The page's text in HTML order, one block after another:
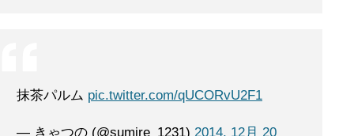
抹茶パルム pic.twitter.com/qUCORvU2F1
— きゃつの (@sumire_1231) 2014, 12月 20